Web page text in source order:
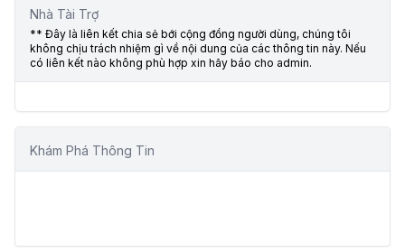
Nhà Tài Trợ
** Đây là liên kết chia sẻ bới cộng đồng người dùng, chúng tôi
không chịu trách nhiệm gì về nội dung của các thông tin này. Nếu
có liên kết nào không phù hợp xin hãy báo cho admin.
Khám Phá Thông Tin